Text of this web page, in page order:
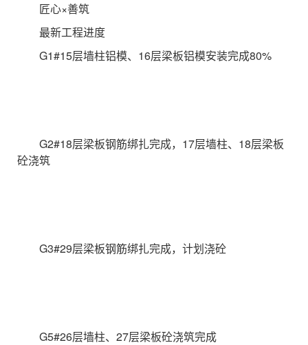
匠心×善筑
最新工程进度
G1#15层墙柱铝模、16层梁板铝模安装完成80%
G2#18层梁板钢筋绑扎完成，17层墙柱、18层梁板
砼浇筑
G3#29层梁板钢筋绑扎完成，计划浇砼
G5#26层墙柱、27层梁板砼浇筑完成